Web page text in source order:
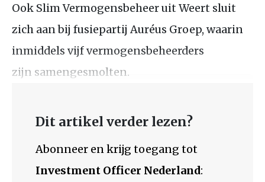
Ook Slim Vermogensbeheer uit Weert sluit
zich aan bij fusiepartij Auréus Groep, waarin
inmiddels vijf vermogensbeheerders
zijn samengesmolten.
Dit artikel verder lezen?
Abonneer en krijg toegang tot
Investment Officer Nederland: